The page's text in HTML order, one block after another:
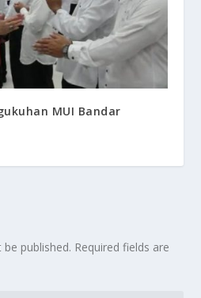
MUI Bandar
published. Required fields are